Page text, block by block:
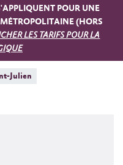
POUR UNE
(HORS
LES TARIFS POUR LA
Julien